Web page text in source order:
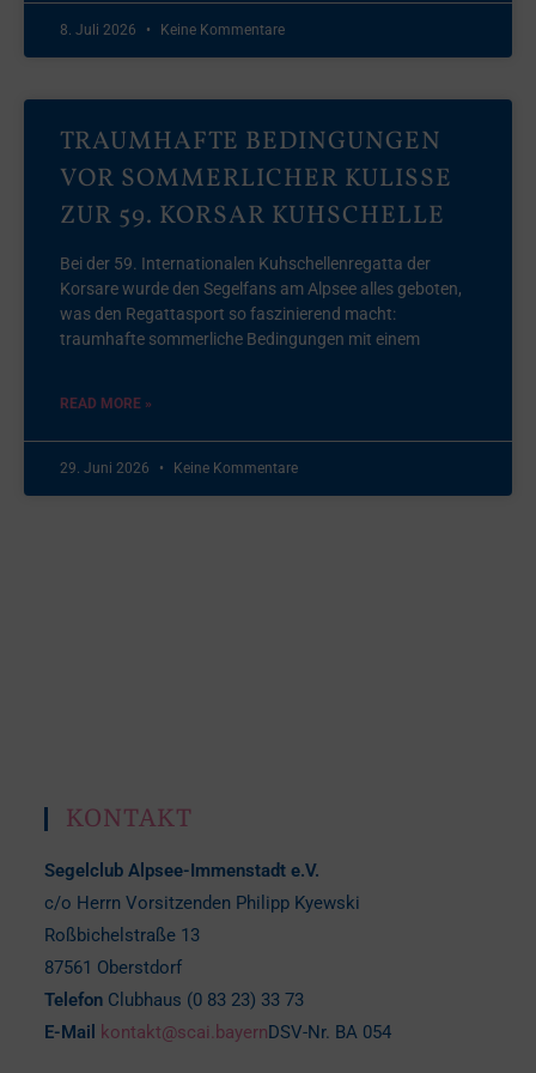
8. Juli 2026 Keine Kommentare
TRAUMHAFTE BEDINGUNGEN
VOR SOMMERLICHER KULISSE
ZUR 59. KORSAR KUHSCHELLE
Bei der 59. Internationalen Kuhschellenregatta der
Korsare wurde den Segelfans am Alpsee alles geboten,
was den Regattasport so faszinierend macht:
traumhafte sommerliche Bedingungen mit einem
READ MORE »
29. Juni 2026 Keine Kommentare
KONTAKT
Segelclub Alpsee-Immenstadt e.V.
c/o Herrn Vorsitzenden Philipp Kyewski
Roßbichelstraße 13
87561 Oberstdorf
Telefon Clubhaus (0 83 23) 33 73
E-Mail
kontakt@scai.bayernDSV-Nr. BA 054